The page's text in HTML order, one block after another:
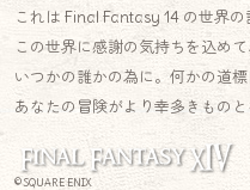
これは Final Fantasy 14 の世界の
この世界に感謝の気持ちを込めて
いつかの誰かの為に。何かの道標
あなたの冒険がより幸多きものと
© SQUARE ENIX